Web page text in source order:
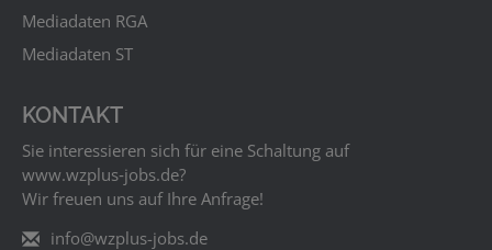
Mediadaten RGA
Mediadaten ST
KONTAKT
Sie interessieren sich für eine Schaltung auf
www.wzplus‑jobs.de?
Wir freuen uns auf Ihre Anfrage!
info@wzplus-jobs.de